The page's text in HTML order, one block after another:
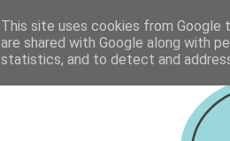
This site uses cookies from Google
are shared with Google along with
statistics, and to detect and